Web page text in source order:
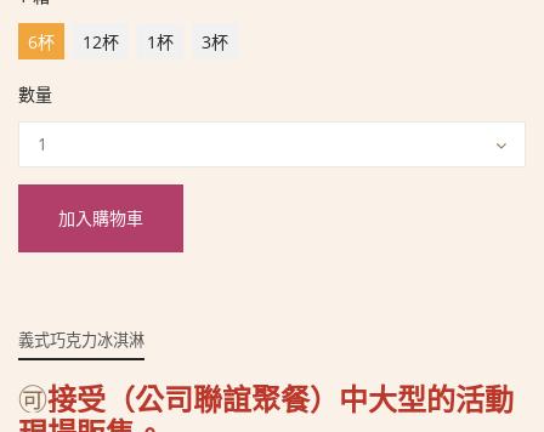
6杯
12杯 1杯 3杯
數量
加入購物車
義式巧克力冰淇淋
🉑接受（公司聯誼聚餐）中大型的活動